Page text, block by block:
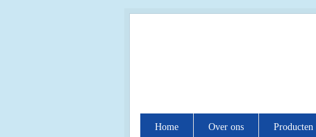
Home Over ons Producten